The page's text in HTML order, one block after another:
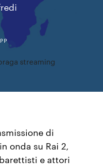
streaming
di
onda su Rai 2,
e attori